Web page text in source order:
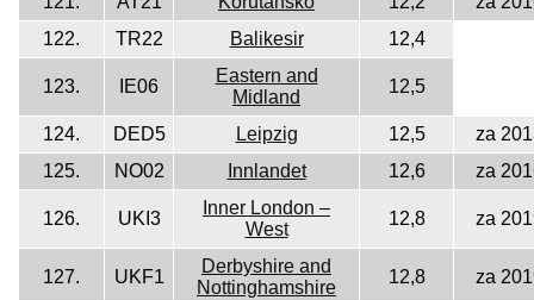
122.
TR22 Balikesir 12,4
123. IE06
Eastern and
Midland
12,5
124. DED5 Leipzig 12,5
za
125.
NO02 Innlandet 12,6 za
126. UKI3
Inner London –
West
12,8 za
127. UKF1
Derbyshire and
Nottinghamshire
12,8 za